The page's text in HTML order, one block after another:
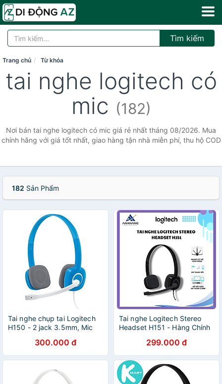
Tìm kiếm
Trang chủ Từ khóa
tai nghe logitech có
mic (182)
Nơi bán tai nghe logitech có mic giá rẻ nhất tháng 08/2026. Mua
chính hãng với giá tốt nhất, giao hàng tận nhà miễn phí, thu hộ COD
182 Sản Phẩm
Tai nghe chụp tai Logitech
H150 - 2 jack 3.5mm, Mic
nổi - Màu300.000 đ
Tai nghe Logitech Stereo
Headset H151 - Hàng Chính
299.000 đ